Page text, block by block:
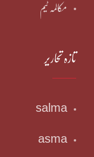
مکالمہ ٹیم
تازہ تحاریر
salma
asma